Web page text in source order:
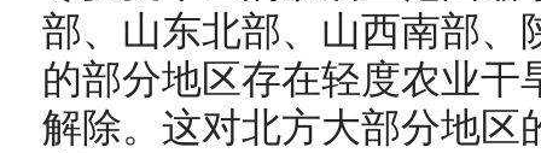
部、山东北部、山西南部、
的部分地区存在轻度农业干
解除。这对北方大部分地区